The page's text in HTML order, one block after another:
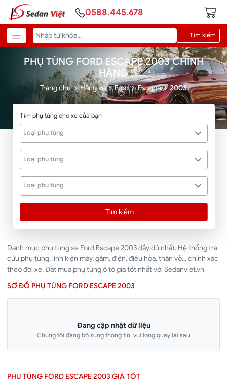
0588.445.678
Tìm kiếm
PHỤ TÙNG FORD ESCAPE 2003 CHÍNH
HÃNG
Trang chủ Hãng xe Ford Escape 2003
Tìm phụ tùng cho xe của bạn
Loại phụ tùng
Loại phụ tùng
Loại phụ tùng
Tìm kiếm
Danh mục phụ tùng xe Ford Escape 2003 đầy đủ nhất. Hệ thống tra
cứu phụ tùng, linh kiện máy, gầm, điện, điều hòa, thân vỏ... chính xác
theo đời xe. Đặt mua phụ tùng ô tô giá tốt nhất với Sedanviet.vn
SƠ ĐỒ PHỤ TÙNG FORD ESCAPE 2003
Đang cập nhật dữ liệu
Chúng tôi đang bổ sung thông tin, vui lòng quay lại sau
PHỤ TÙNG FORD ESCAPE 2003 GIÁ TỐT